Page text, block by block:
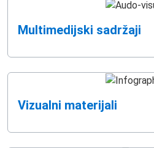
Multimedijski sadržaji
Vizualni materijali